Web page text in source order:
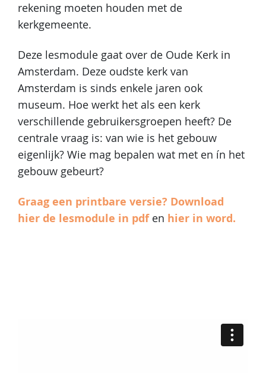
rekening moeten houden met de
kerkgemeente.
Deze lesmodule gaat over de Oude Kerk in
Amsterdam. Deze oudste kerk van
Amsterdam is sinds enkele jaren ook
museum. Hoe werkt het als een kerk
verschillende gebruikersgroepen heeft? De
centrale vraag is: van wie is het gebouw
eigenlijk? Wie mag bepalen wat met en ín het
gebouw gebeurt?
Graag een printbare versie? Download
hier de lesmodule in pdfen hier in word.